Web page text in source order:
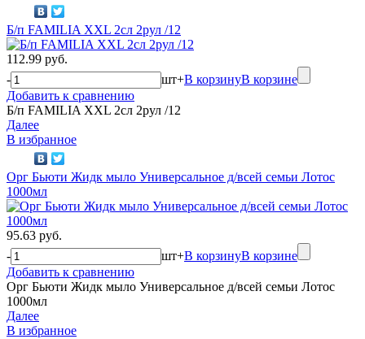
Б/п FAMILIA XXL 2сл 2рул /12
112.99 руб.
-
шт+В корзинуВ корзине
Добавить к сравнению
Б/п FAMILIA XXL 2сл 2рул /12
Далее
В избранное
Орг Бьюти Жидк мыло Универсальное д/всей семьи Лотос
1000мл
95.63 руб.
-
шт+В корзинуВ корзине
Добавить к сравнению
Орг Бьюти Жидк мыло Универсальное д/всей семьи Лотос
1000мл
Далее
В избранное